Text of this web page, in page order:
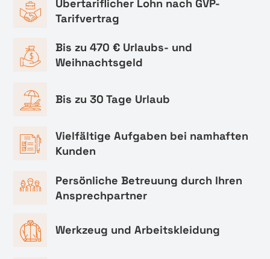
Übertariflicher Lohn nach GVP-
Tarifvertrag
Bis zu 470 € Urlaubs- und
Weihnachtsgeld
Bis zu 30 Tage Urlaub
Vielfältige Aufgaben bei namhaften
Kunden
Persönliche Betreuung durch Ihren
Ansprechpartner
Werkzeug und Arbeitskleidung